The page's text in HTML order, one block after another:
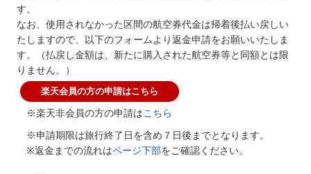
す。
なお、使用されなかった区間の航空券代金は帰着後払い戻しい
たしますので、以下のフォームより返金申請をお願いいたしま
す。（払戻し金額は、新たに購入された航空券等と同額とは限
りません。）
楽天会員の方の申請はこちら
※楽天非会員の方の申請はこちら
※申請期限は旅行終了日を含め７日後までとなります。
※返金までの流れはページ下部をご確認ください。